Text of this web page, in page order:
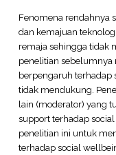
Fenomena rendahnya
dan kemajuan
remaja sehingga tidak
penelitian sebelumnya
berpengaruh
tidak mendukung.
lain (moderator) yang
support terhadap
penelitian ini untuk
terhadap social